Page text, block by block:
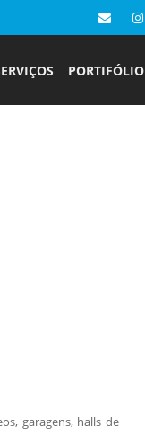
PORTIFÓLIO
garagens, halls de